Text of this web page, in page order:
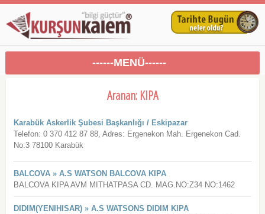
------MENÜ------
Aranan: KIPA
Karabük Askerlik Şubesi Başkanlığı / Eskipazar
Telefon: 0 370 412 87 88, Adres: Ergenekon Mah. Ergenekon Cad.
No:3 78100 Karabük
BALCOVA » A.S WATSON BALCOVA KIPA
BALCOVA KIPA AVM MITHATPASA CD. MAG.NO:Z34 NO:1462
DIDIM(YENIHISAR) » A.S WATSONS DIDIM KIPA